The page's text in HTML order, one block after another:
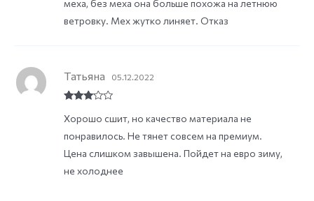
меха, без меха она больше похожа на летнюю
ветровку. Мех жутко линяет. Отказ
out of
Татьяна 05.12.2022
Хорошо сшит, но качество материала не
понравилось. Не тянет совсем на премиум.
Цена слишком завышена. Пойдет на евро зиму,
не холоднее